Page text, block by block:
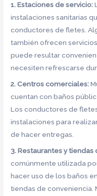
1. Estaciones de servicio:
instalaciones sanitarias
conductores de fletes.
también ofrecen
puede resultar
necesiten refrescarse
2. Centros comerciales:
cuentan con baños
Los conductores de
instalaciones para
de hacer entregas.
3. Restaurantes y tiendas
comúnmente utilizada
hacer uso de los baños
tiendas de conveniencia.